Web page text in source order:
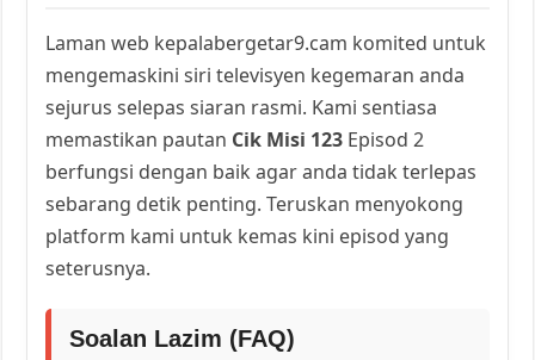
Laman web kepalabergetar9.cam komited untuk
mengemaskini siri televisyen kegemaran anda
sejurus selepas siaran rasmi. Kami sentiasa
memastikan pautan Cik Misi 123 Episod 2
berfungsi dengan baik agar anda tidak terlepas
sebarang detik penting. Teruskan menyokong
platform kami untuk kemas kini episod yang
seterusnya.
Soalan Lazim (FAQ)